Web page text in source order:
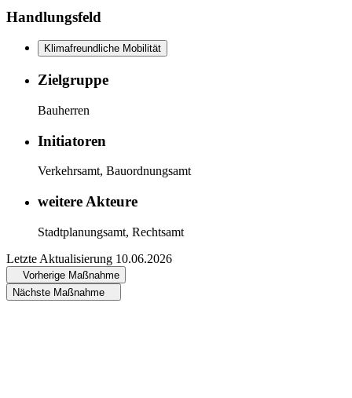
Handlungsfeld
Klimafreundliche Mobilität
Zielgruppe
Bauherren
Initiatoren
Verkehrsamt, Bauordnungsamt
weitere Akteure
Stadtplanungsamt, Rechtsamt
Letzte Aktualisierung 10.06.2026
Vorherige Maßnahme
Nächste Maßnahme